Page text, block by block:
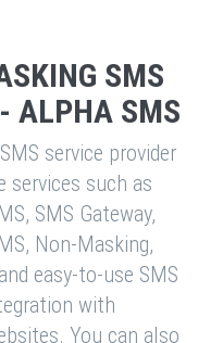
SMS
ALPHA SMS
service provider
services such as
SMS Gateway,
Non-Masking,
easy-to-use SMS
with
You can also